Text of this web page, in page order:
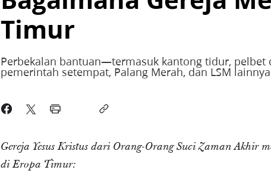
Timur
Perbekalan bantuan—termasuk kantong tidur,
pemerintah setempat, Palang Merah, dan LSM lainnya
Gereja Yesus Kristus dari Orang-Orang Suci Zaman Akhir
di Eropa Timur: